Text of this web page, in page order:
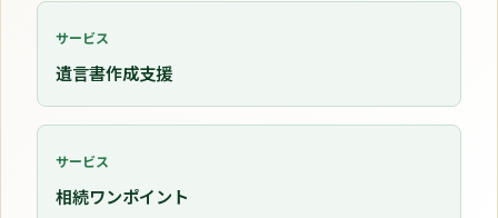
サービス
遺言書作成支援
サービス
相続ワンポイント